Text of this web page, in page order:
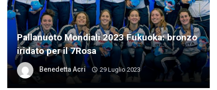
Pallanuoto Mondiali 2023 Fukuoka: bronzo
iridato per il 7Rosa
Benedetta Acri 29 Luglio 2023